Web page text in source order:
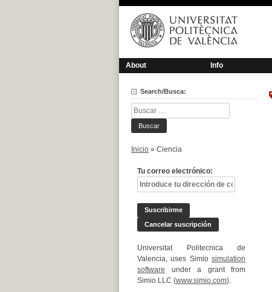
Saltar
contenido
About Info
Search/Busca:
Buscar:
Inicio » Ciencia
Tu correo electrónico:
Universitat Politecnica de
Valencia, uses Simiosimulation
software under a grant from
Simio LLC (www.simio.com).